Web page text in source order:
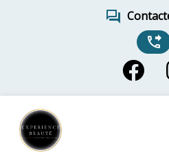
forum
phone_forwarded